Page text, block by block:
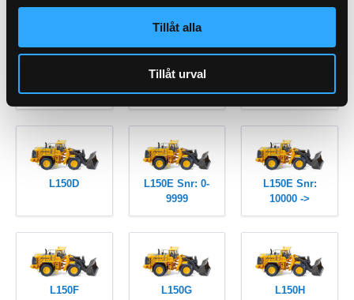
Tillåt alla
Tillåt urval
L120H L150 L150C
L150D
L150E Snr: 0-
9999
L150E Snr:
10000 ->
L150F L150G L150H